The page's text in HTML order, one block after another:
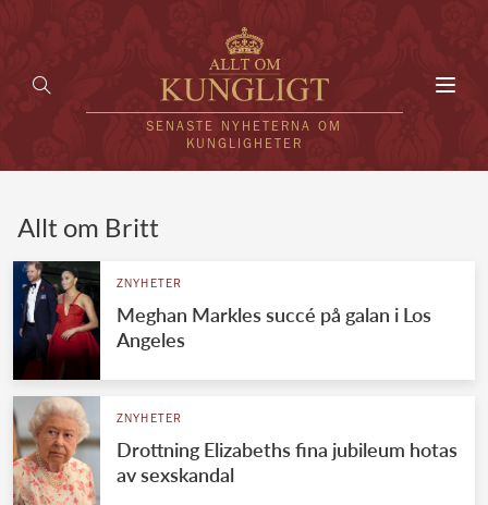
SENASTE NYHETERNA OM
KUNGLIGHETER
UTLÄNDSKT
VÄRLDENS KUNGAHUS
Svenska kungahuset
Brittiska kungahuset
REDAKTION
Allt om Britt
ZNYHETER
Meghan Markles succé på galan i Los
Angeles
ZNYHETER
Drottning Elizabeths fina jubileum hotas
av sexskandal